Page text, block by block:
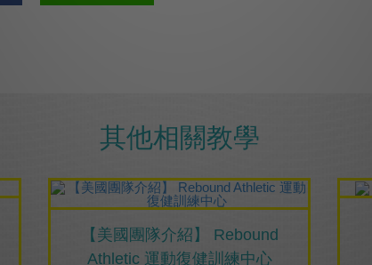
其他相關教學
【美國團隊介紹】 Rebound
Athletic 運動復健訓練中心